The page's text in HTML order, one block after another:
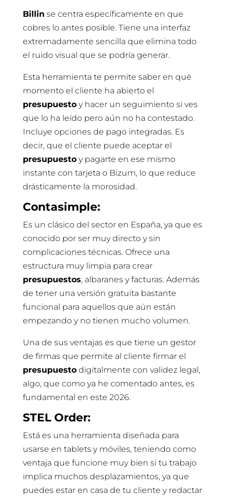
Billin se centra específicamente en que
cobres lo antes posible. Tiene una interfaz
extremadamente sencilla que elimina todo
el ruido visual que se podría generar.
Esta herramienta te permite saber en qué
momento el cliente ha abierto el
presupuestoy hacer un seguimiento si ves
que lo ha leído pero aún no ha contestado.
Incluye opciones de pago integradas. Es
decir, que el cliente puede aceptar el
presupuestoy pagarte en ese mismo
instante con tarjeta o Bizum, lo que reduce
drásticamente la morosidad.
Contasimple:
Es un clásico del sector en España, ya que es
conocido por ser muy directo y sin
complicaciones técnicas. Ofrece una
estructura muy limpia para crear
presupuestos, albaranes y facturas. Además
de tener una versión gratuita bastante
funcional para aquellos que aún están
empezando y no tienen mucho volumen.
Una de sus ventajas es que tiene un gestor
de firmas que permite al cliente firmar el
presupuestodigitalmente con validez legal,
algo, que como ya he comentado antes, es
fundamental en este 2026.
STEL Order:
Está es una herramienta diseñada para
usarse en tablets y móviles, teniendo como
ventaja que funcione muy bien si tu trabajo
implica muchos desplazamientos, ya que
puedes estar en casa de tu cliente y redactar